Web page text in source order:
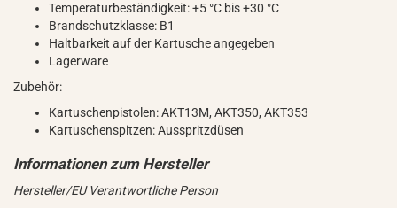
Temperaturbeständigkeit: +5 °C bis +30 °C
Brandschutzklasse: B1
Haltbarkeit auf der Kartusche angegeben
Lagerware
Zubehör:
Kartuschenpistolen: AKT13M, AKT350, AKT353
Kartuschenspitzen: Ausspritzdüsen
Hersteller/EU Verantwortliche Person